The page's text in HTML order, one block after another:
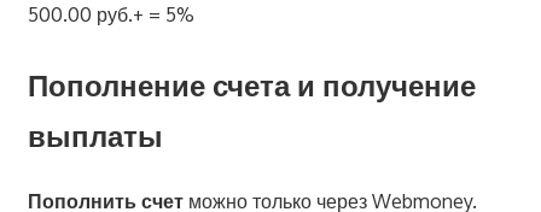
500.00 руб.+ = 5%
Пополнение счета и получение
выплаты
Пополнить счетможно только через Webmoney.